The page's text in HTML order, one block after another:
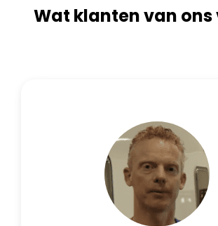
Wat klanten van ons